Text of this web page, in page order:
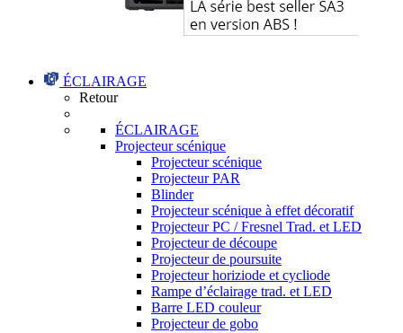
ÉCLAIRAGE
Retour
ÉCLAIRAGE
Projecteur scénique
Projecteur scénique
Projecteur PAR
Blinder
Projecteur scénique à effet décoratif
Projecteur PC / Fresnel Trad. et LED
Projecteur de découpe
Projecteur de poursuite
Projecteur horiziode et cycliode
Rampe d’éclairage trad. et LED
Barre LED couleur
Projecteur de gobo